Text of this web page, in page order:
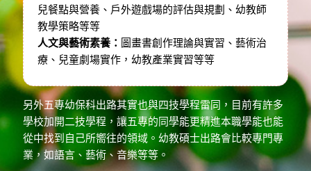
兒餐點與營養、戶外遊戲場的評估與規劃、幼教師
教學策略等等
人文與藝術素養： 圖畫書創作理論與實習、藝術治
療、兒童劇場實作，幼教產業實習等等
另外五專幼保科出路其實也與四技學程雷同，目前有許多
學校加開二技學程，讓五專的同學能更精進本職學能也能
從中找到自己所嚮往的領域。幼教碩士出路會比較專門專
業，如語言、藝術、音樂等等。